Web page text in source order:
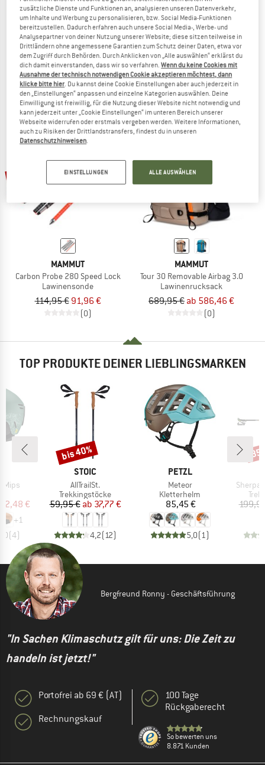
MAMMUT
Taiss Poles
Trekkingstöcke
219,95 €
(0)
MAMMUT
Haute Route Helmet
Kletterhelm
139,95 € 125,96 €
(0)
MAMMUT
Carbon Probe 280 Speed Lock
Lawinensonde
114,95 € 91,96 €
(0)
bis 15%
MAMMUT
Tour 30 Removable Airbag 3.0
Lawinenrucksack
689,95 € ab 586,46 €
(0)
TOP PRODUKTE DEINER LIEBLINGSMARKEN
Mips
Preis
€
+1
(4)
MARKE
STOIC
Artikel
AllTrailSt.
Produktgruppe
Trekkingstöcke
Preis
59,95 € reduzierter Preis
ab 37,77 €
4,2(12)
Rabatt
bis 40%
MARKE
PETZL
Artikel
Meteor
Produktgruppe
Kletterhelm
Preis
85,45 €
5,0(1)
Artikel
Sherpa
Bergfreund Ronny - Geschäftsführung
"In Sachen Klimaschutz gilt für uns: Die Zeit zu
handeln ist jetzt!"
Portofrei ab 69 € (AT)
Rechnungskauf
100 Tage
Rückgaberecht
So bewerten uns
8.871 Kunden
zusätzliche Dienste und Funktionen an, analysieren unseren Datenverkehr,
um Inhalte und Werbung zu personalisieren, bzw. Social Media-Funktionen
bereitzustellen. Dadurch erfahren auch unsere Social Media-, Werbe- und
Analysepartner von deiner Nutzung unserer Website; diese sitzen teilweise in
Drittländern ohne angemessene Garantien zum Schutz deiner Daten, etwa vor
dem Zugriff durch Behörden. Durch Anklicken von „Alle auswählen“ erklärst du
dich damit einverstanden, dass wir so verfahren.Wenn du keine Cookies mit
Ausnahme der technisch notwendigen Cookie akzeptieren möchtest, dann
klicke bitte hier . Du kannst deine Cookie Einstellungen aber auch jederzeit in
den „Einstellungen“ anpassen und einzelne Kategorien auswählen. Deine
Einwilligung ist freiwillig, für die Nutzung dieser Website nicht notwendig und
kann jederzeit unter „Cookie Einstellungen“ im unteren Bereich unserer
Webseite widerrufen oder erstmals vergeben werden. Weitere Informationen,
auch zu Risiken der Drittlandstransfers, findest du in unseren
Datenschutzhinweisen
EINSTELLUNGEN ALLE AUSWÄHLEN